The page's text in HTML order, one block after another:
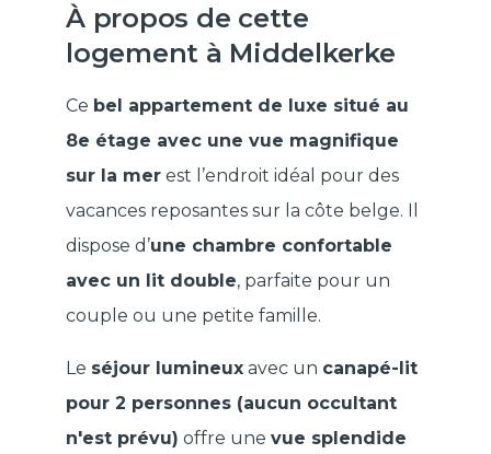
À propos de cette
logement à Middelkerke
Ce bel appartement de luxe situé au
8e étage avec une vue magnifique
sur la mer est l’endroit idéal pour des
vacances reposantes sur la côte belge. Il
dispose d’une chambre confortable
avec un lit double, parfaite pour un
couple ou une petite famille.
Le séjour lumineux avec un canapé-lit
pour 2 personnes (aucun occultant
n'est prévu) offre une vue splendide